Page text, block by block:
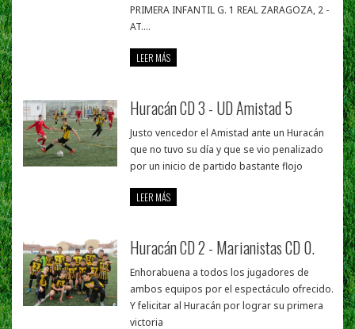
PRIMERA INFANTIL G. 1 REAL ZARAGOZA, 2 -
AT....
LEER MÁS
Huracán CD 3 - UD Amistad 5
Justo vencedor el Amistad ante un Huracán
que no tuvo su día y que se vio penalizado
por un inicio de partido bastante flojo
LEER MÁS
Huracán CD 2 - Marianistas CD 0.
Enhorabuena a todos los jugadores de
ambos equipos por el espectáculo ofrecido.
Y felicitar al Huracán por lograr su primera
victoria